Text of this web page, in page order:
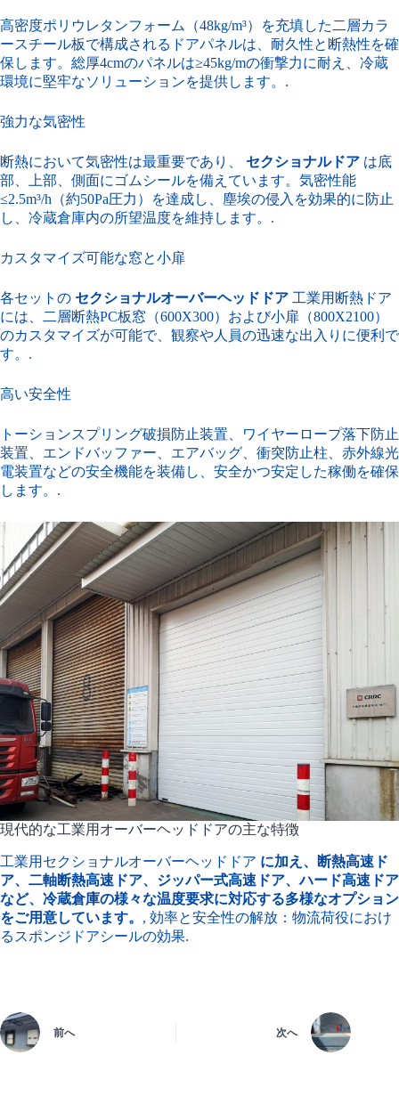
高密度ポリウレタンフォーム（48kg/m³）を充填した二層カラ
ースチール板で構成されるドアパネルは、耐久性と断熱性を確
保します。総厚4cmのパネルは≥45kg/mの衝撃力に耐え、冷蔵
環境に堅牢なソリューションを提供します。.
強力な気密性
断熱において気密性は最重要であり、 セクショナルドア は底
部、上部、側面にゴムシールを備えています。気密性能
≤2.5m³/h（約50Pa圧力）を達成し、塵埃の侵入を効果的に防止
し、冷蔵倉庫内の所望温度を維持します。.
カスタマイズ可能な窓と小扉
各セットの セクショナルオーバーヘッドドア 工業用断熱ドア
には、二層断熱PC板窓（600X300）および小扉（800X2100）
のカスタマイズが可能で、観察や人員の迅速な出入りに便利で
す。.
高い安全性
トーションスプリング破損防止装置、ワイヤーロープ落下防止
装置、エンドバッファー、エアバッグ、衝突防止柱、赤外線光
電装置などの安全機能を装備し、安全かつ安定した稼働を確保
します。.
現代的な工業用オーバーヘッドドアの主な特徴
工業用セクショナルオーバーヘッドドア に加え、断熱高速ド
ア、二軸断熱高速ドア、ジッパー式高速ドア、ハード高速ドア
など、冷蔵倉庫の様々な温度要求に対応する多様なオプション
をご用意しています。 , 効率と安全性の解放：物流荷役におけ
るスポンジドアシールの効果.
前へ 次へ